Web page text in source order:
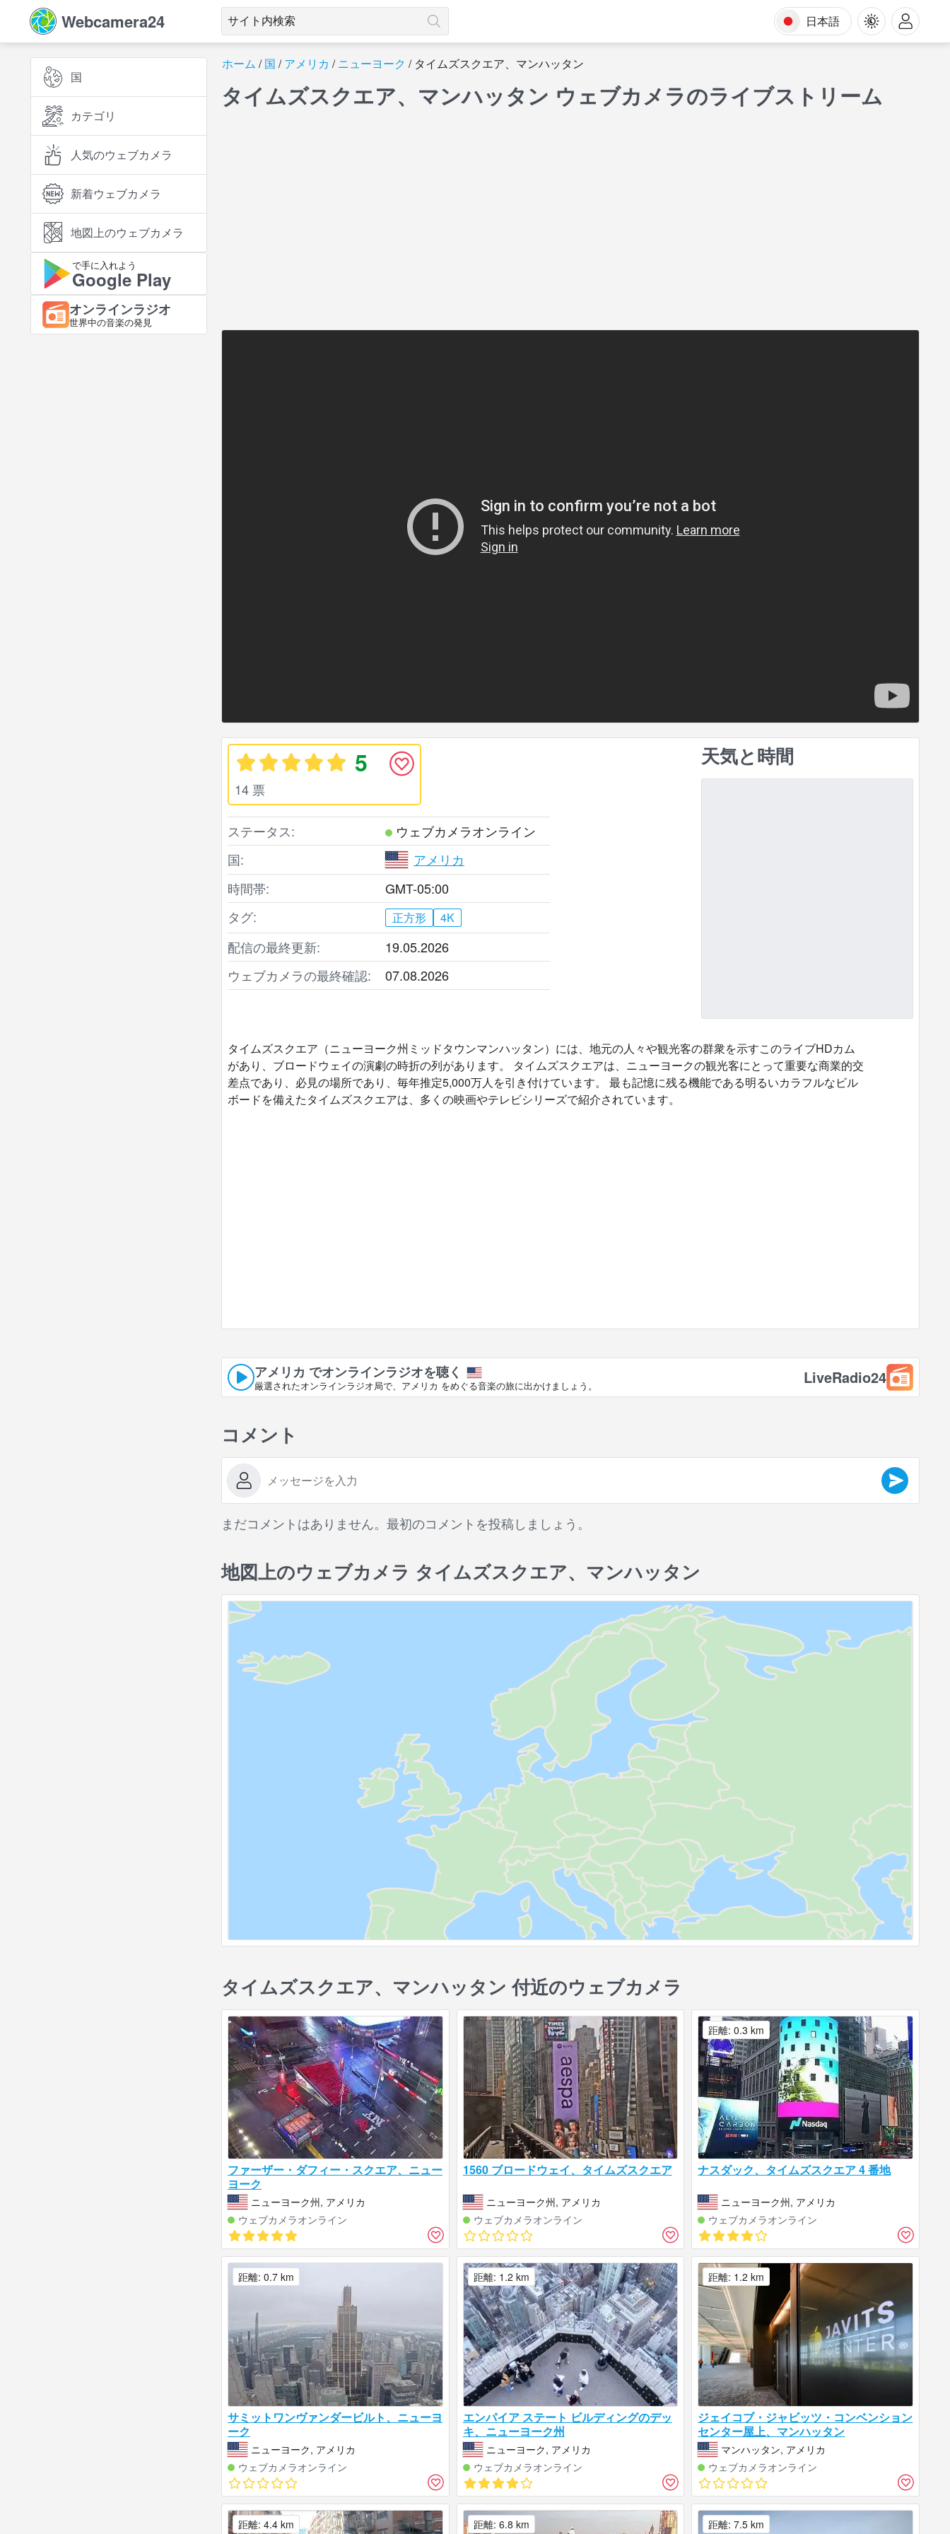
Webcamera24 日本語
国
カテゴリ
人気のウェブカメラ
新着ウェブカメラ
地図上のウェブカメラ
で手に入れよう
Google Play
オンラインラジオ
世界中の音楽の発見
ホーム 国 アメリカ ニューヨーク タイムズスクエア、マンハッタン
タイムズスクエア、マンハッタン ウェブカメラのライブストリーム
5
14 票
ステータス:
ウェブカメラオンライン
国:
アメリカ
時間帯:
GMT-05:00
タグ:
正方形 4K
配信の最終更新:
19.05.2026
ウェブカメラの最終確認:
07.08.2026
天気と時間
タイムズスクエア（ニューヨーク州ミッドタウンマンハッタン）には、地元の人々や観光客の群衆を示すこのライブHDカム
があり、ブロードウェイの演劇の時折の列があります。 タイムズスクエアは、ニューヨークの観光客にとって重要な商業的交
差点であり、必見の場所であり、毎年推定5,000万人を引き付けています。 最も記憶に残る機能である明るいカラフルなビル
ボードを備えたタイムズスクエアは、多くの映画やテレビシリーズで紹介されています。
アメリカ でオンラインラジオを聴く
厳選されたオンラインラジオ局で、アメリカ をめぐる音楽の旅に出かけましょう。 LiveRadio24
コメント
まだコメントはありません。最初のコメントを投稿しましょう。
地図上のウェブカメラ タイムズスクエア、マンハッタン
タイムズスクエア、マンハッタン 付近のウェブカメラ
ファーザー・ダフィー・スクエア、ニュー
ヨーク
ニューヨーク州, アメリカ
ウェブカメラオンライン
1560 ブロードウェイ、タイムズスクエア
ニューヨーク州, アメリカ
ウェブカメラオンライン
ナスダック、タイムズスクエア 4 番地
ニューヨーク州, アメリカ
ウェブカメラオンライン
距離: 0.3 km
サミットワンヴァンダービルト、ニューヨ
ーク
ニューヨーク, アメリカ
ウェブカメラオンライン
距離: 0.7 km
エンパイア ステート ビルディングのデッ
キ、ニューヨーク州
ニューヨーク, アメリカ
ウェブカメラオンライン
距離: 1.2 km
ジェイコブ・ジャビッツ・コンベンション
センター屋上、マンハッタン
マンハッタン, アメリカ
ウェブカメラオンライン
距離: 1.2 km
距離: 4.4 km 距離: 6.8 km 距離: 7.5 km